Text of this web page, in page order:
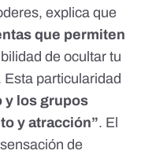
explica que
que permiten
de ocultar tu
particularidad
y los grupos
y atracción”. El
de